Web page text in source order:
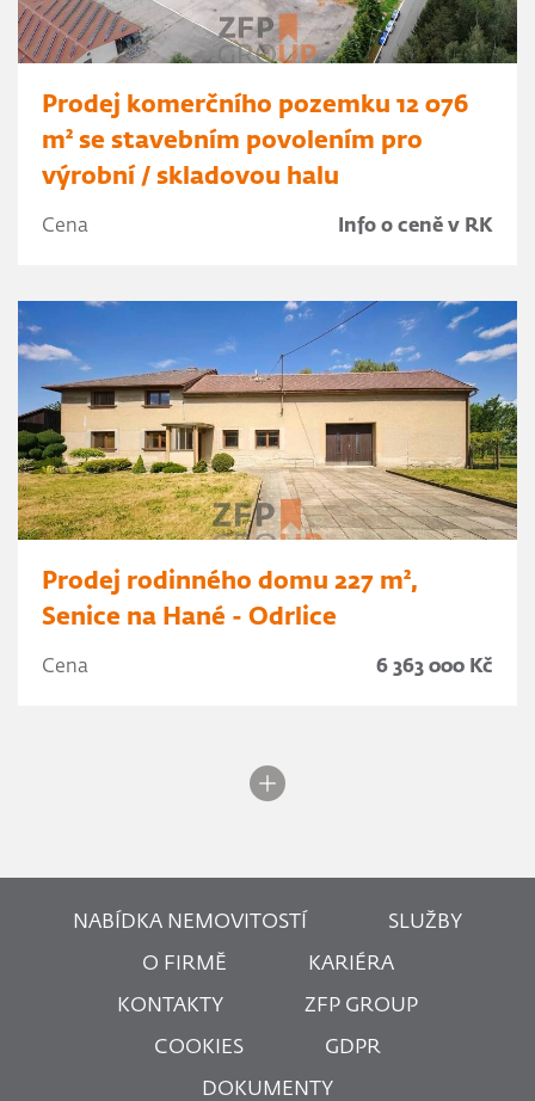
Prodej komerčního pozemku 12 076
m² se stavebním povolením pro
výrobní / skladovou halu
Cena Info o ceně v RK
Prodej rodinného domu 227 m²,
Senice na Hané - Odrlice
Cena 6 363 000 Kč
NABÍDKA NEMOVITOSTÍ SLUŽBY
O FIRMĚ KARIÉRA
KONTAKTY ZFP GROUP
COOKIES GDPR
DOKUMENTY